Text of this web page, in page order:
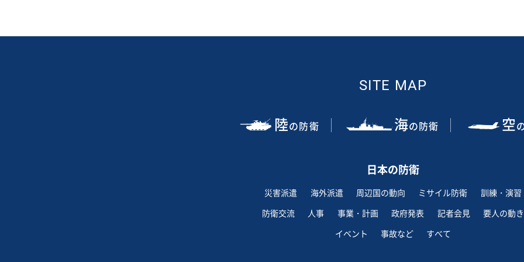
SITE MAP
陸の防衛 海の防衛 空
日本の防衛
災害派遣 海外派遣 周辺国の動向 ミサイル防衛
訓練・演習
防衛交流
人事 事業・計画 政府発表 記者会見
要人の動き
イベント
事故など すべて